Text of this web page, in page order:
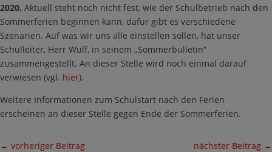
2020. Aktuell steht noch nicht fest, wie der Schulbetrieb nach den
Sommerferien beginnen kann, dafür gibt es verschiedene
Szenarien. Auf was wir uns alle einstellen sollen, hat unser
Schulleiter, Herr Wulf, in seinem „Sommerbulletin“
zusammengestellt. An dieser Stelle wird noch einmal darauf
verwiesen (vgl. hier).
Weitere Informationen zum Schulstart nach den Ferien
erscheinen an dieser Stelle gegen Ende der Sommerferien.
← vorheriger Beitrag nächster Beitrag →